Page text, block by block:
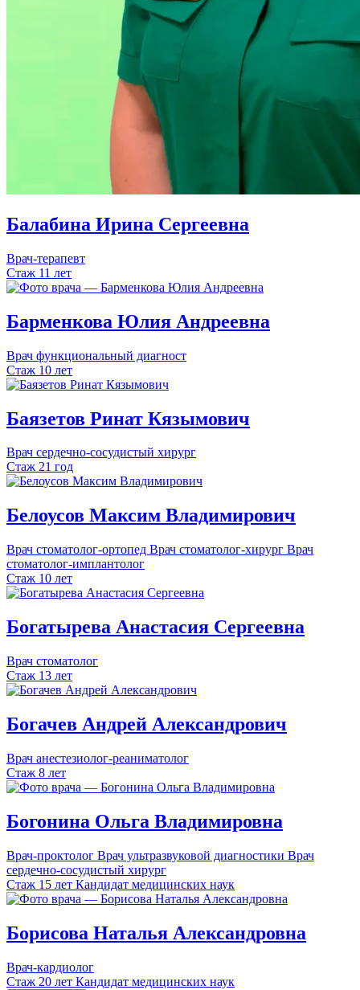
Балабина Ирина Сергеевна
Врач-терапевт
Стаж 11 лет
Барменкова Юлия Андреевна
Врач функциональный диагност
Стаж 10 лет
Баязетов Ринат Кязымович
Врач сердечно-сосудистый хирург
Стаж 21 год
Белоусов Максим Владимирович
Врач стоматолог-ортопед Врач стоматолог-хирург Врач
стоматолог-имплантолог
Стаж 10 лет
Богатырева Анастасия Сергеевна
Врач стоматолог
Стаж 13 лет
Богачев Андрей Александрович
Врач анестезиолог-реаниматолог
Стаж 8 лет
Богонина Ольга Владимировна
Врач-проктолог Врач ультразвуковой диагностики Врач
сердечно-сосудистый хирург
Стаж 15 лет Кандидат медицинских наук
Борисова Наталья Александровна
Врач-кардиолог
Стаж 20 лет Кандидат медицинских наук